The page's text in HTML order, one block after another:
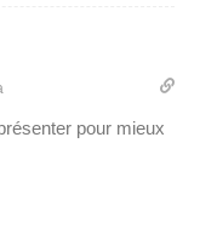
pour mieux